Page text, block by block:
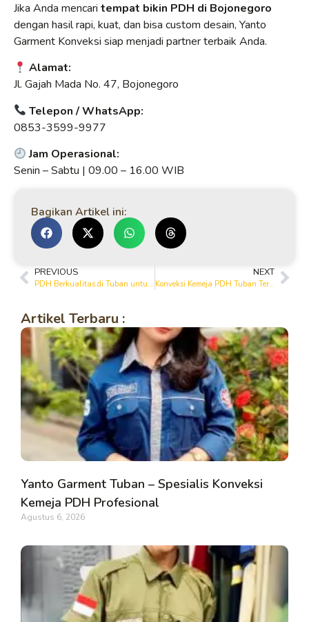
Jika Anda mencari tempat bikin PDH di Bojonegoro
dengan hasil rapi, kuat, dan bisa custom desain, Yanto
Garment Konveksi siap menjadi partner terbaik Anda.
Alamat:
Jl. Gajah Mada No. 47, Bojonegoro
Telepon / WhatsApp:
0853-3599-9977
Jam Operasional:
Senin – Sabtu | 09.00 – 16.00 WIB
Bagikan Artikel ini:
PREVIOUS
PDH Berkualitas di Tuban untuk Instansi & Perusahaan
NEXT
Konveksi Kemeja PDH Tuban Terpercaya – Yanto Garment & Printing House
Artikel Terbaru :
Yanto Garment Tuban – Spesialis Konveksi
Kemeja PDH Profesional
Agustus 6, 2026